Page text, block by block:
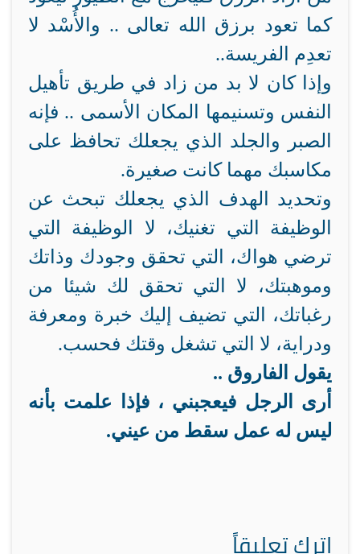
كما تعود برزق الله تعالى .. والأُسْد لا
تعدِم الفريسة..
وإذا كان لا بد من زاد في طريق تأهيل
النفس وتسنيمها المكان الأسمى .. فإنه
الصبر والجلد الذي يجعلك تحافظ على
مكاسبك مهما كانت صغيرة.
وتحديد الهدف الذي يجعلك تبحث عن
الوظيفة التي تغنيك، لا الوظيفة التي
ترضي هواك، التي تحقق وجودك وذاتك
وموهبتك، لا التي تحقق لك شيئا من
رغباتك، التي تضيف إليك خبرة ومعرفة
ودراية، لا التي تشغل وقتك فحسب.
يقول الفاروق ..
أرى الرجل فيعجبني ، فإذا علمت بأنه
ليس له عمل سقط من عيني.
اترك تعليقاً